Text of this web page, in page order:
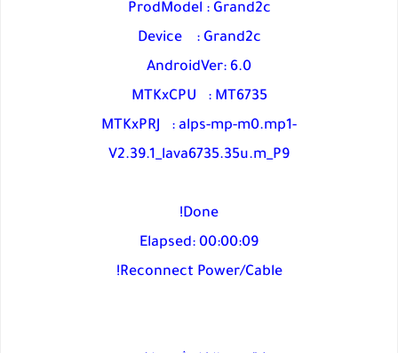
ProdModel : Grand2c
Device : Grand2c
AndroidVer: 6.0
MTKxCPU : MT6735
MTKxPRJ : alps-mp-m0.mp1-
V2.39.1_lava6735.35u.m_P9
Done!
Elapsed: 00:00:09
Reconnect Power/Cable!